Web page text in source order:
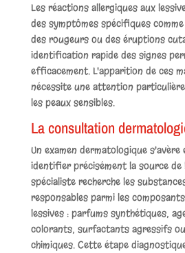
Les réactions allergiques aux
des symptômes spécifiques
des rougeurs ou des éruptions
identification rapide des signes
efficacement. L'apparition de ces
nécessite une attention
les peaux sensibles.
La consultation
Un examen dermatologique
identifier précisément la source de
spécialiste recherche les
responsables parmi les
lessives : parfums synthétiques,
colorants, surfactants agressifs
chimiques. Cette étape